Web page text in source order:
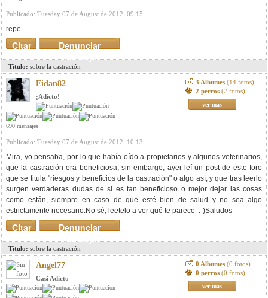
Publicado: Tuesday 07 de August de 2012, 09:15
repe
Denunciar
mensaje
Citar
Titulo: sobre la castración
Eidan82
¡Adicto!
690 mensajes
3 Albumes (14 fotos)
2 perros (2 fotos)
ver mas
Publicado: Tuesday 07 de August de 2012, 10:13
Mira, yo pensaba, por lo que había oído a propietarios y algunos veterinarios,
que la castración era beneficiosa, sin embargo, ayer leí un post de este foro
que se titula "riesgos y beneficios de la castración" o algo así, y que tras leerlo
surgen verdaderas dudas de si es tan beneficioso o mejor dejar las cosas
como están, siempre en caso de que esté bien de salud y no sea algo
estrictamente necesario.No sé, leetelo a ver qué te parece :-)Saludos
Denunciar
mensaje
Citar
Titulo: sobre la castración
Angel77
Casi Adicto
0 Albumes (0 fotos)
0 perros (0 fotos)
ver mas